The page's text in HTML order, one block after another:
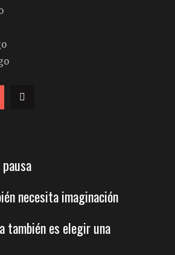
necesita imaginación
también es elegir una